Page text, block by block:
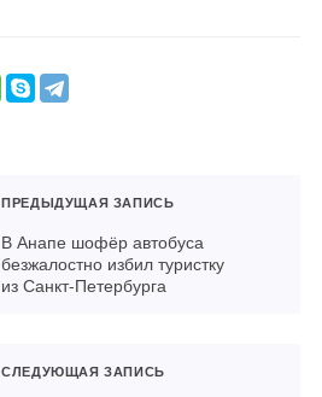
ПРЕДЫДУЩАЯ ЗАПИСЬ
В Анапе шофёр автобуса
безжалостно избил туристку
из Санкт-Петербурга
СЛЕДУЮЩАЯ ЗАПИСЬ